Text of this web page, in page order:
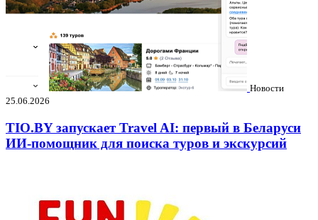
Новости
25.06.2026
TIO.BY запускает Travel AI: первый в Беларуси
ИИ-помощник для поиска туров и экскурсий